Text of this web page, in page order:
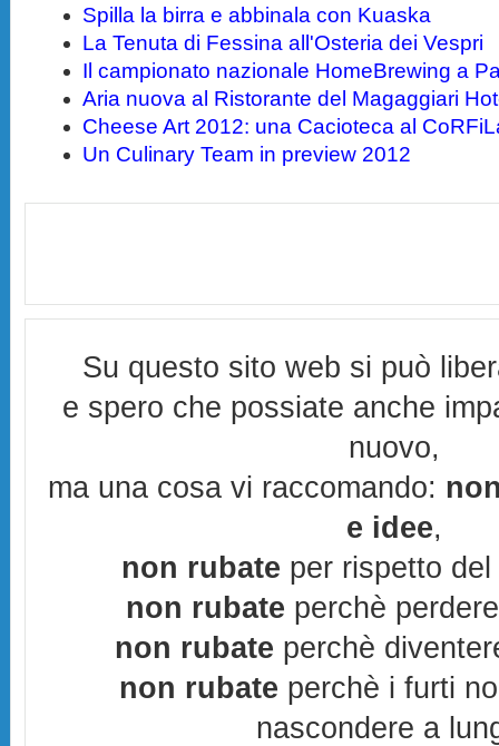
Spilla la birra e abbinala con Kuaska
La Tenuta di Fessina all'Osteria dei Vespri
Il campionato nazionale HomeBrewing a
Aria nuova al Ristorante del Magaggiari
Cheese Art 2012: una Cacioteca al
Un Culinary Team in preview 2012
Su questo sito web si può
e spero che possiate anche
nuovo,
ma una cosa vi raccomando:
e idee,
non rubate per rispetto
non rubate perchè
non rubate perchè
non rubate perchè i furti
nascondere a